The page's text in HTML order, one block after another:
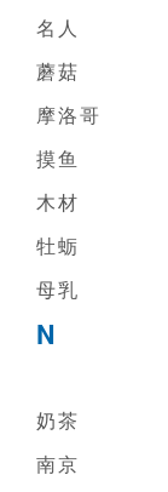
名人
蘑菇
摩洛哥
摸鱼
木材
牡蛎
母乳
N
奶茶
南京